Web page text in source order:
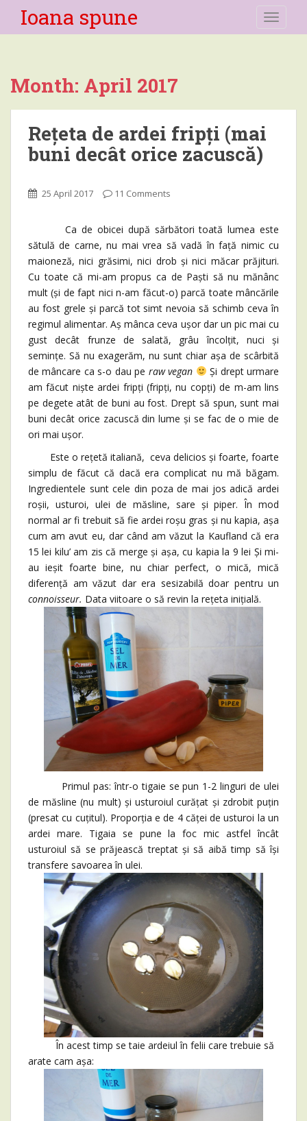
Ioana spune
Month: April 2017
Rețeta de ardei fripți (mai
buni decât orice zacuscă)
25 April 2017 11 Comments
Ca de obicei după sărbători toată lumea este
sătulă de carne, nu mai vrea să vadă în față nimic cu
maioneză, nici grăsimi, nici drob și nici măcar prăjituri.
Cu toate că mi-am propus ca de Paști să nu mănânc
mult (și de fapt nici n-am făcut-o) parcă toate mâncările
au fost grele și parcă tot simt nevoia să schimb ceva în
regimul alimentar. Aș mânca ceva ușor dar un pic mai cu
gust decât frunze de salată, grâu încolțit, nuci și
semințe. Să nu exagerăm, nu sunt chiar așa de scârbită
de mâncare ca s-o dau pe raw vegan
Și drept urmare
am făcut niște ardei fripți (fripți, nu copți) de m-am lins
pe degete atât de buni au fost. Drept să spun, sunt mai
buni decât orice zacuscă din lume și se fac de o mie de
ori mai ușor.
Este o rețetă italiană, ceva delicios și foarte, foarte
simplu de făcut că dacă era complicat nu mă băgam.
Ingredientele sunt cele din poza de mai jos adică ardei
roșii, usturoi, ulei de măsline, sare și piper. În mod
normal ar fi trebuit să fie ardei roșu gras și nu kapia, așa
cum am avut eu, dar când am văzut la Kaufland că era
15 lei kilu’ am zis că merge și așa, cu kapia la 9 lei Și mi-
au ieșit foarte bine, nu chiar perfect, o mică, mică
diferență am văzut dar era sesizabilă doar pentru un
connoisseur. Data viitoare o să revin la rețeta inițială.
Primul pas: într-o tigaie se pun 1-2 linguri de ulei
de măsline (nu mult) și usturoiul curățat și zdrobit puțin
(presat cu cuțitul). Proporția e de 4 căței de usturoi la un
ardei mare. Tigaia se pune la foc mic astfel încât
usturoiul să se prăjească treptat și să aibă timp să își
transfere savoarea în ulei.
În acest timp se taie ardeiul în felii care trebuie să
arate cam așa: